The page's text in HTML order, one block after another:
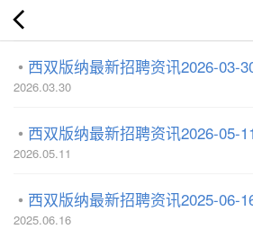
西双版纳最新招聘资讯2026-03-
2026.03.30
西双版纳最新招聘资讯2026-05-11
2026.05.11
西双版纳最新招聘资讯2025-06-
2025.06.16